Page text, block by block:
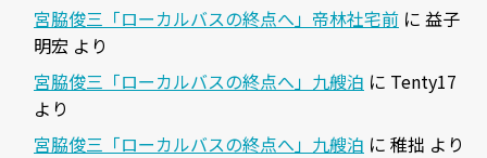
宮脇俊三「ローカルバスの終点へ」帝林社宅前 に 益子
明宏 より
宮脇俊三「ローカルバスの終点へ」九艘泊 に Tenty17
より
宮脇俊三「ローカルバスの終点へ」九艘泊 に 稚拙 より